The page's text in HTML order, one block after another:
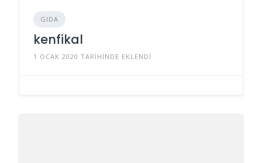
GIDA
kenfikal
1 OCAK 2020 TARIHINDE EKLENDI